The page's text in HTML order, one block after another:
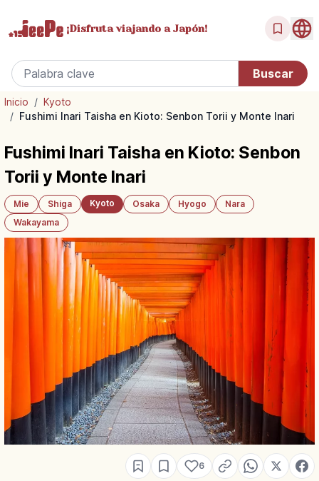
¡Disfrutaviajando a Japón!
Inicio / Kyoto
/ Fushimi Inari Taisha en Kioto: Senbon Torii y Monte Inari
Fushimi Inari Taisha en Kioto: Senbon
Torii y Monte Inari
Mie Shiga Kyoto Osaka Hyogo
Nara
Wakayama
6